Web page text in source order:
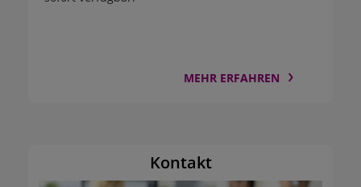
MEHR ERFAHREN
Kontakt